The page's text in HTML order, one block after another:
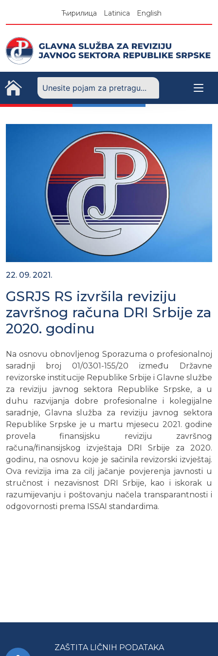
Ћирилица Latinica English
22. 09. 2021.
GSRJS RS izvršila reviziju
završnog računa DRI Srbije za
2020. godinu
Na osnovu obnovljenog Sporazuma o profesionalnoj
saradnji broj 01/0301-155/20 između Državne
revizorske institucije Republike Srbije i Glavne službe
za reviziju javnog sektora Republike Srpske, a u
duhu razvijanja dobre profesionalne i kolegijalne
saradnje, Glavna služba za reviziju javnog sektora
Republike Srpske je u martu mjesecu 2021. godine
provela finansijsku reviziju završnog
računa/finansijskog izvještaja DRI Srbije za 2020.
godinu, na osnovu koje je sačinila revizorski izvještaj.
Ova revizija ima za cilj jačanje povjerenja javnosti u
stručnost i nezavisnost DRI Srbije, kao i iskorak u
razumijevanju i poštovanju načela transparantnosti i
odgovornosti prema ISSAI standardima.
ZAŠTITA LIČNIH PODATAKA